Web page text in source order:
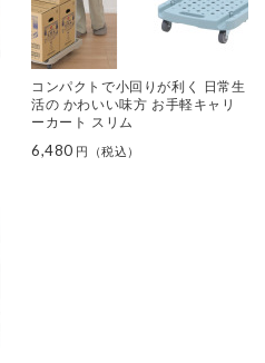
コンパクトで小回りが利く 日常生
活の かわいい味方 お手軽キャリ
ーカート スリム
6,480